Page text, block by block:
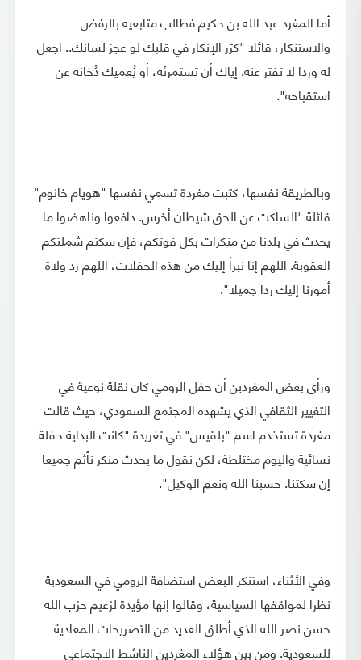
أما المغرد عبد الله بن حكيم‏ فطالب متابعيه بالرفض
والاستنكار، قائلا "كرّر الإنكار في قلبك لو عجز لسانك.. اجعل
له وردا لا تفتر عنه. إياك أن تستمرئه، أو يُعميك دُخانه عن
استقباحه".
وبالطريقة نفسها، كتبت مغردة تسمي نفسها "هويام خانوم"‏
قائلة "الساكت عن الحق شيطان أخرس. دافعوا وناهضوا ما
يحدث في بلدنا من منكرات بكل قوتكم، فإن سكتم شملتكم
العقوبة. اللهم إنا نبرأ إليك من هذه الحفلات، اللهم رد ولاة
أمورنا إليك ردا جميلا".
ورأى بعض المغردين أن حفل الرومي كان نقلة نوعية في
التغيير الثقافي الذي يشهده المجتمع السعودي، حيث قالت
مغردة تستخدم اسم "بلقيس" في تغريدة "كانت البداية حفلة
نسائية واليوم مختلطة، لكن نقول ما يحدث منكر نأثم جميعا
إن سكتنا. حسبنا الله ونعم الوكيل".
وفي الأثناء، استنكر البعض استضافة الرومي في السعودية
نظرا لمواقفها السياسية، وقالوا إنها مؤيدة لزعيم حزب الله
حسن نصر الله الذي أطلق العديد من التصريحات المعادية
للسعودية. ومن بين هؤلاء المغردين الناشط الاجتماعي